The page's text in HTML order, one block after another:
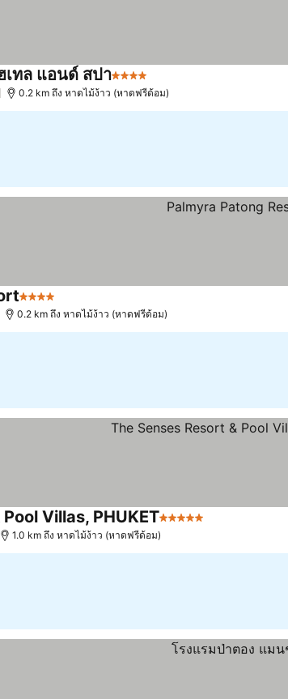
เทล แอนด์ สปา4 ดาว
0.2 km ถึง หาดไม้ง้าว (หาดฟรีด้อม)
4 ดาว ดูราคา
0.2 km ถึง หาดไม้ง้าว (หาดฟรีด้อม)
Villas, PHUKET5 ดาว
1.0 km ถึง หาดไม้ง้าว (หาดฟรีด้อม)